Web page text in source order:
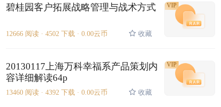
碧桂园客户拓展战略管理与战术方式
12666 阅读 · 4502 下载 · 0.00云币 收藏
VIP
20130117上海万科幸福系产品策划内
容详细解读64p
13460 阅读 · 4392 下载 · 0.00云币 收藏
VIP